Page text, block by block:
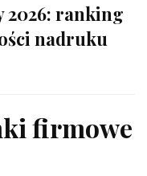
2026: ranking
nadruku
firmowe